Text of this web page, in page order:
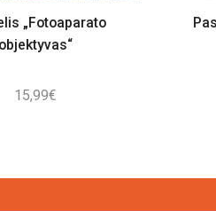
„Fotoaparato
objektyvas“
15,99€